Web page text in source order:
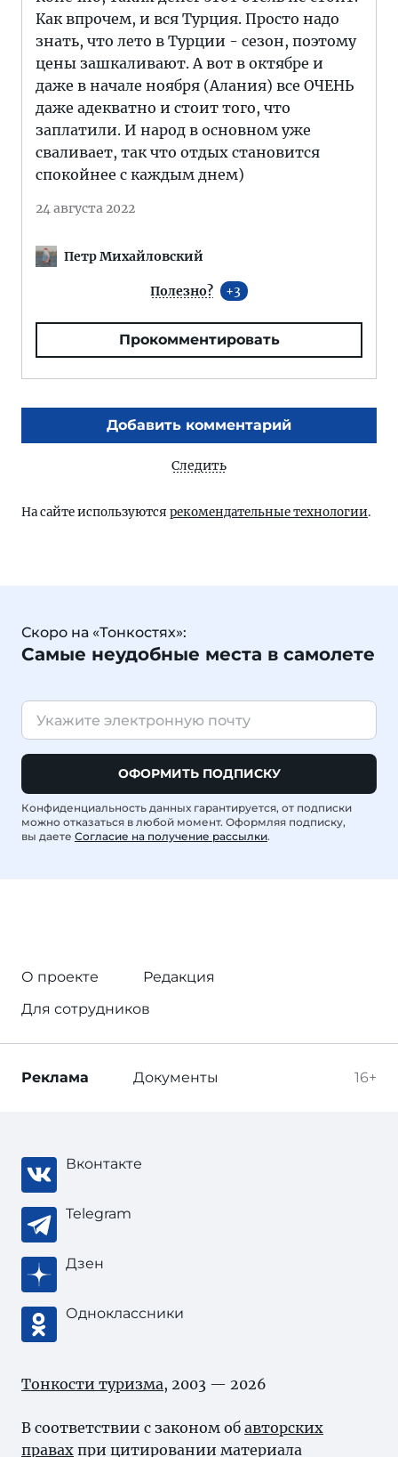
Как впрочем, и вся Турция. Просто надо
знать, что лето в Турции - сезон, поэтому
цены зашкаливают. А вот в октябре и
даже в начале ноября (Алания) все ОЧЕНЬ
даже адекватно и стоит того, что
заплатили. И народ в основном уже
сваливает, так что отдых становится
спокойнее с каждым днем)
24 августа 2022
Петр Михайловский
Полезно? 3
Прокомментировать
Добавить комментарий
Следить
На сайте используются рекомендательные технологии.
Скоро на «Тонкостях»:
Самые неудобные места в самолете
ОФОРМИТЬ ПОДПИСКУ
Конфиденциальность данных гарантируется, от подписки
можно отказаться в любой момент. Оформляя подписку,
вы даете Согласие на получение рассылки.
О проекте
Редакция
Для сотрудников
16+
Реклама Документы
Вконтакте
Telegram
Дзен
Одноклассники
Тонкости туризма, 2003 — 2026
В соответствии с законом об авторских
правах при цитировании материала